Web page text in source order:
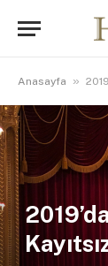
Anasayfa »